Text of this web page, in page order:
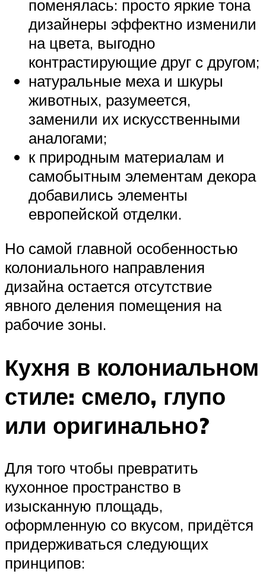
поменялась: просто яркие тона
дизайнеры эффектно изменили
на цвета, выгодно
контрастирующие друг с другом;
натуральные меха и шкуры
животных, разумеется,
заменили их искусственными
аналогами;
к природным материалам и
самобытным элементам декора
добавились элементы
европейской отделки.
Но самой главной особенностью
колониального направления
дизайна остается отсутствие
явного деления помещения на
рабочие зоны.
Кухня в колониальном
стиле: смело, глупо
или оригинально?
Для того чтобы превратить
кухонное пространство в
изысканную площадь,
оформленную со вкусом, придётся
придерживаться следующих
принципов: